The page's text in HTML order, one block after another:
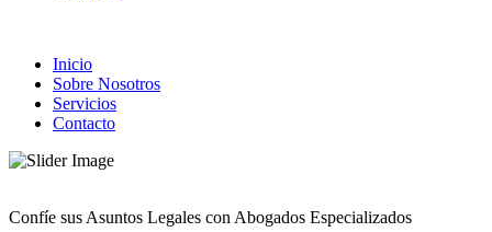
Inicio
Sobre Nosotros
Servicios
Contacto
Confíe sus Asuntos Legales con Abogados Especializados